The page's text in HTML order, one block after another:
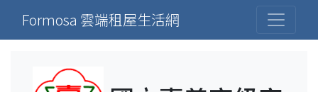
Formosa 雲端租屋生活網